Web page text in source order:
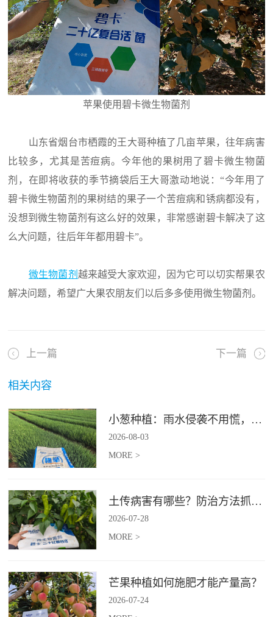
苹果使用碧卡微生物菌剂
山东省烟台市栖霞的王大哥种植了几亩苹果，往年病害
比较多，尤其是苦痘病。今年他的果树用了碧卡微生物菌
剂，在即将收获的季节摘袋后王大哥激动地说：“今年用了
碧卡微生物菌剂的果树结的果子一个苦痘病和锈病都没有，
没想到微生物菌剂有这么好的效果，非常感谢碧卡解决了这
么大问题，往后年年都用碧卡”。
微生物菌剂 越来越受大家欢迎，因为它可以切实帮果农
解决问题，希望广大果农朋友们以后多多使用微生物菌剂。
上一篇 下一篇
相关内容
小葱种植：雨水侵袭不用慌，四招稳住小葱产量
2026-08-03
MORE >
土传病害有哪些？防治方法抓紧收藏
2026-07-28
MORE >
芒果种植如何施肥才能产量高？
2026-07-24